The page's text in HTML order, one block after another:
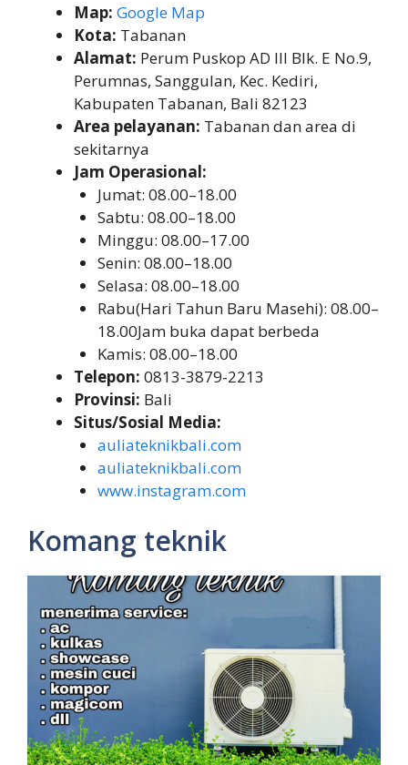
Map: Google Map
Kota: Tabanan
Alamat: Perum Puskop AD III Blk. E No.9,
Perumnas, Sanggulan, Kec. Kediri,
Kabupaten Tabanan, Bali 82123
Area pelayanan: Tabanan dan area di
sekitarnya
Jam Operasional:
Jumat: 08.00–18.00
Sabtu: 08.00–18.00
Minggu: 08.00–17.00
Senin: 08.00–18.00
Selasa: 08.00–18.00
Rabu(Hari Tahun Baru Masehi): 08.00–
18.00Jam buka dapat berbeda
Kamis: 08.00–18.00
Telepon: 0813-3879-2213
Provinsi: Bali
Situs/Sosial Media:
auliateknikbali.com
auliateknikbali.com
www.instagram.com
Komang teknik